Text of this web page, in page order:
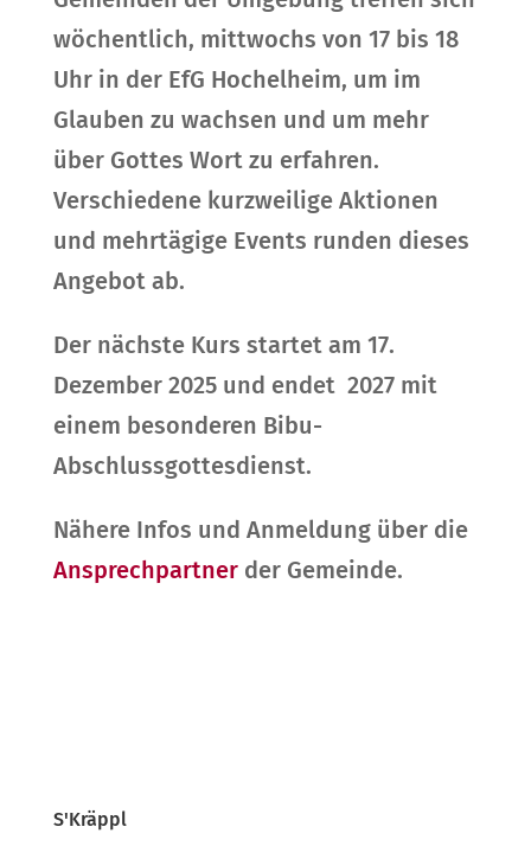
wöchentlich, mittwochs von 17 bis 18
Uhr in der EfG Hochelheim, um im
Glauben zu wachsen und um mehr
über Gottes Wort zu erfahren.
Verschiedene kurzweilige Aktionen
und mehrtägige Events runden dieses
Angebot ab.
Der nächste Kurs startet am 17.
Dezember 2025 und endet 2027 mit
einem besonderen Bibu-
Abschlussgottesdienst.
Nähere Infos und Anmeldung über die
Ansprechpartnerder Gemeinde.
S'Kräppl